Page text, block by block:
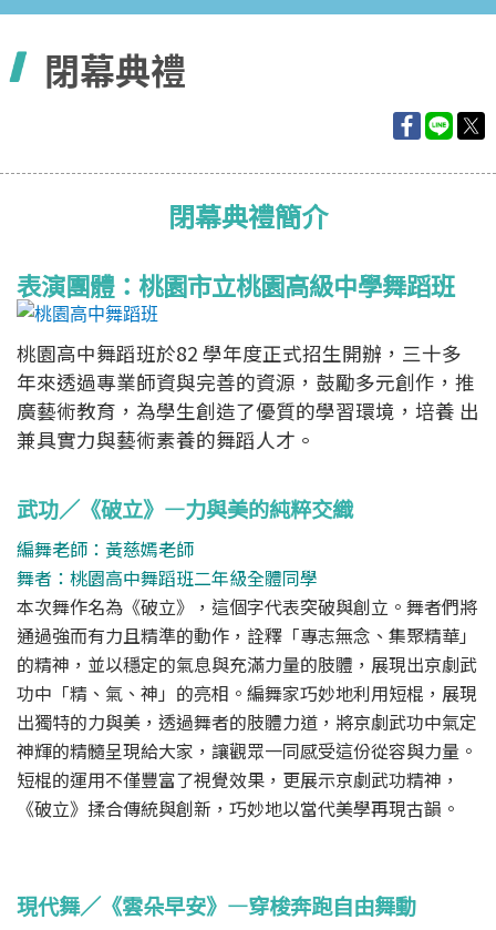
閉幕典禮
閉幕典禮簡介
表演團體：桃園市立桃園高級中學舞蹈班
桃園高中舞蹈班於82 學年度正式招生開辦，三十多
年來透過專業師資與完善的資源，鼓勵多元創作，推
廣藝術教育，為學生創造了優質的學習環境，培養 出
兼具實力與藝術素養的舞蹈人才。
武功／《破立》―力與美的純粹交織
編舞老師：黃慈嫣老師
舞者：桃園高中舞蹈班二年級全體同學
本次舞作名為《破立》，這個字代表突破與創立。舞者們將
通過強而有力且精準的動作，詮釋「專志無念、集聚精華」
的精神，並以穩定的氣息與充滿力量的肢體，展現出京劇武
功中「精、氣、神」的亮相。編舞家巧妙地利用短棍，展現
出獨特的力與美，透過舞者的肢體力道，將京劇武功中氣定
神輝的精髓呈現給大家，讓觀眾一同感受這份從容與力量。
短棍的運用不僅豐富了視覺效果，更展示京劇武功精神，
《破立》揉合傳統與創新，巧妙地以當代美學再現古韻。
現代舞／《雲朵早安》―穿梭奔跑自由舞動